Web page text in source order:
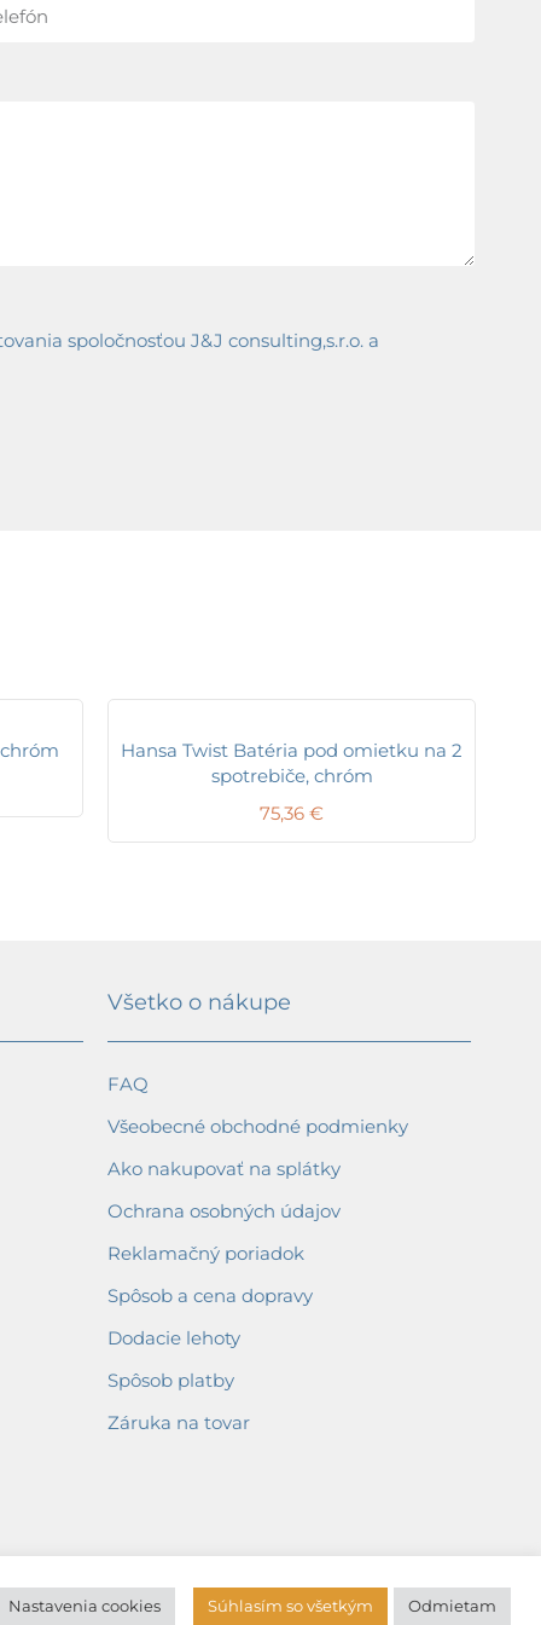
spoločnosťou J&J consulting,s.r.o. a
Hansa Twist Batéria pod omietku na 2
spotrebiče, chróm
75,36 €
Všetko o nákupe
FAQ
Všeobecné obchodné podmienky
Ako nakupovať na splátky
Ochrana osobných údajov
Reklamačný poriadok
Spôsob a cena dopravy
Dodacie lehoty
Spôsob platby
Záruka na tovar
Nastavenia cookies Súhlasím so všetkým Odmietam